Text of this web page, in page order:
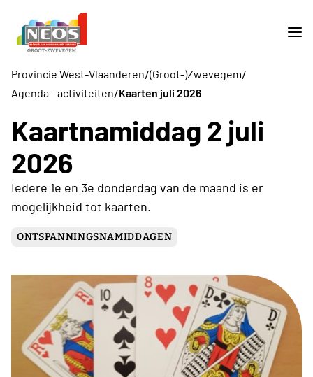
Provincie West-Vlaanderen/(Groot-)Zwevegem/
Agenda - activiteiten/Kaarten juli 2026
Kaartnamiddag 2 juli
2026
Iedere 1e en 3e donderdag van de maand is er
mogelijkheid tot kaarten.
ONTSPANNINGSNAMIDDAGEN